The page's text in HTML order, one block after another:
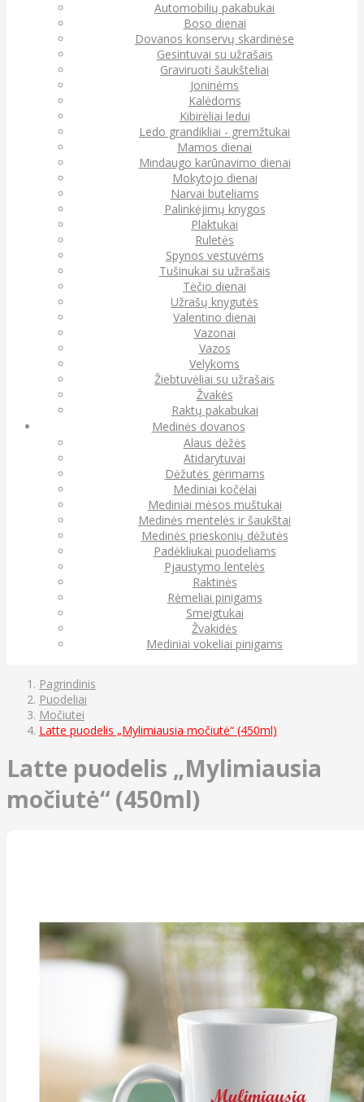
Automobilių pakabukai
Boso dienai
Dovanos konservų skardinėse
Gesintuvai su užrašais
Graviruoti šaukšteliai
Joninėms
Kalėdoms
Kibirėliai ledui
Ledo grandikliai - gremžtukai
Mamos dienai
Mindaugo karūnavimo dienai
Mokytojo dienai
Narvai buteliams
Palinkėjimų knygos
Plaktukai
Ruletės
Spynos vestuvėms
Tušinukai su užrašais
Tėčio dienai
Užrašų knygutės
Valentino dienai
Vazonai
Vazos
Velykoms
Žiebtuvėliai su užrašais
Žvakės
Raktų pakabukai
Medinės dovanos
Alaus dėžės
Atidarytuvai
Dėžutės gėrimams
Mediniai kočėlai
Mediniai mėsos muštukai
Medinės mentelės ir šaukštai
Medinės prieskonių dėžutės
Padėkliukai puodeliams
Pjaustymo lentelės
Raktinės
Rėmeliai pinigams
Smeigtukai
Žvakidės
Mediniai vokeliai pinigams
Pagrindinis
Puodeliai
Močiutei
Latte puodelis „Mylimiausia močiutė“ (450ml)
Latte puodelis „Mylimiausia
močiutė“ (450ml)